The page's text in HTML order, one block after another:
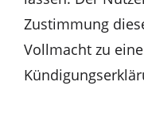
Zustimmung
Vollmacht zu